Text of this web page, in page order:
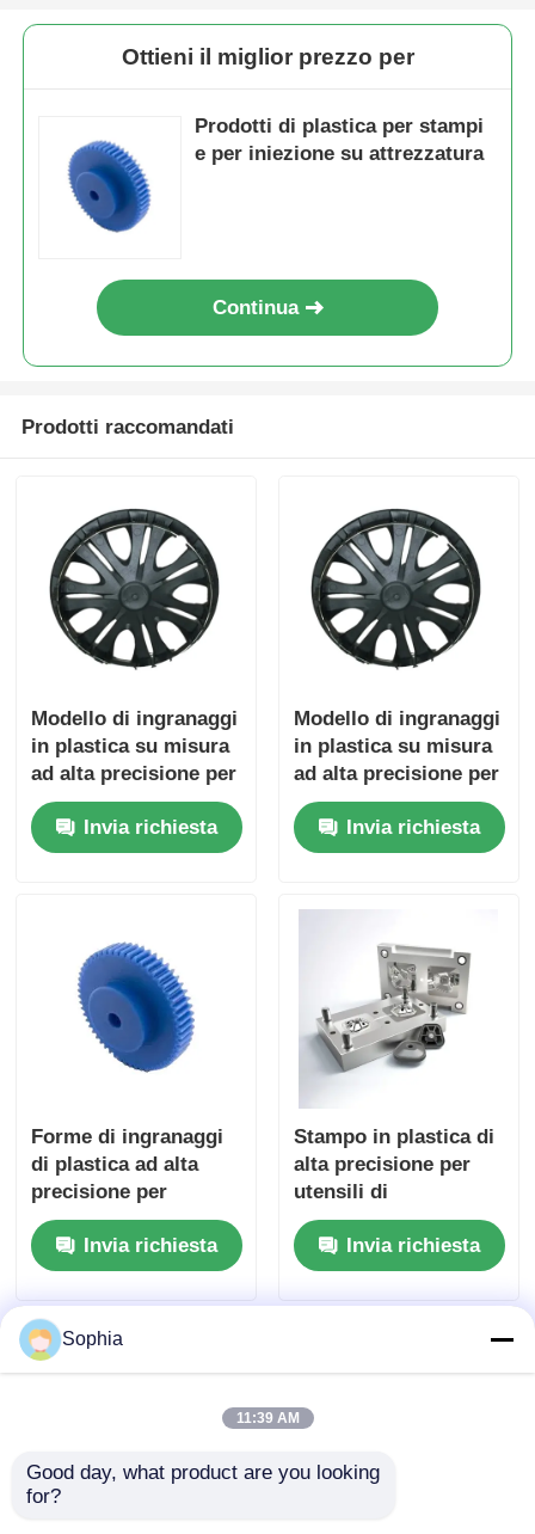
Stampaggio ad iniezione automobilistico
doppio stampaggio ad iniezione sparato
stampaggio per iniezione medica
Multi stampaggio ad iniezione della cavità
Stampaggio ad iniezione di elettronica
Stampo svitante
Stampo per elettrodomestici
Stampo per ingranaggi
Stampaggio ad iniezione di Overmolding
componenti di plastica della muffa
Ottieni il miglior prezzo per
Prodotti di plastica per stampi
e per iniezione su attrezzatura
Continua
Prodotti raccomandati
Modello di ingranaggi
in plastica su misura
ad alta precisione per
la produzione di
ingranaggi in plastica
a iniezione durevole
Invia richiesta
Modello di ingranaggi
in plastica su misura
ad alta precisione per
la produzione di
ingranaggi in plastica
a iniezione durevole
Invia richiesta
Forme di ingranaggi
di plastica ad alta
precisione per
applicazioni di
stampaggio ad
iniezione
Invia richiesta
Stampo in plastica di
alta precisione per
utensili di
stampaggio a
iniezione di
ingranaggi
Invia richiesta
Sophia
11:39 AM
Good day, what product are you looking
for?